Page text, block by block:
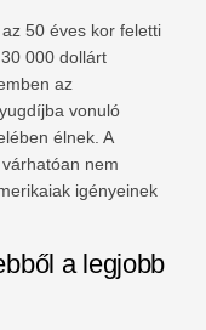
50 éves kor feletti
000 dollárt
az
vonuló
élnek. A
nem
igényeinek
a legjobb